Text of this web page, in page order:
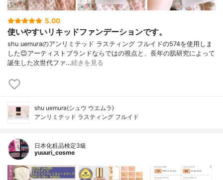
5.00
使いやすいリキッドファンデーションです。
shu uemuraのアンリミテッド ラスティング フルイドの574を使用しま
した😊アーティストブランドならではの視点と、長年の肌研究によって
誕生した次世代ファ…続きを見る
shu uemura(シュウ ウエムラ)
アンリミテッド ラスティング フルイド
日本化粧品検定3級
yuuuri_cosme